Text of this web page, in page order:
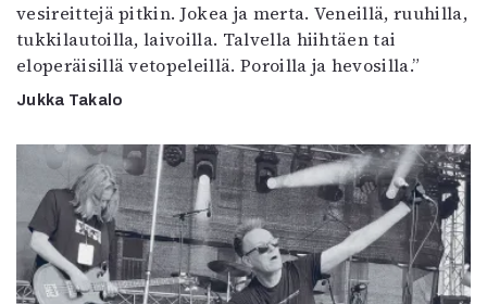
vesireittejä pitkin. Jokea ja merta. Veneillä, ruuhilla,
tukkilautoilla, laivoilla. Talvella hiihtäen tai
eloperäisillä vetopeleillä. Poroilla ja hevosilla.”
Jukka Takalo